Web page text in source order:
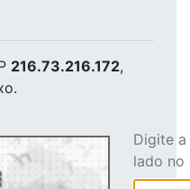
216.73.216.172,
Digite
lado no